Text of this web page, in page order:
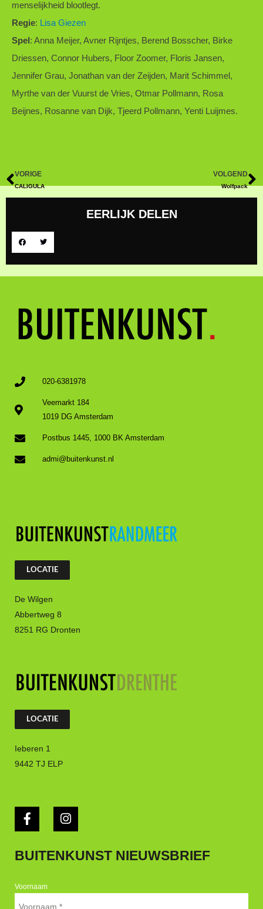
menselijkheid blootlegt.
Regie: Lisa Giezen
Spel : Anna Meijer, Avner Rijntjes, Berend Bosscher, Birke
Driessen, Connor Hubers, Floor Zoomer, Floris Jansen,
Jennifer Grau, Jonathan van der Zeijden, Marit Schimmel,
Myrthe van der Vuurst de Vries, Otmar Pollmann, Rosa
Beijnes, Rosanne van Dijk, Tjeerd Pollmann, Yenti Luijmes.
VORIGE
CALIGULA
VOLGEND
Wolfpack
EERLIJK DELEN
020-6381978
Veemarkt 184
1019 DG Amsterdam
Postbus 1445, 1000 BK Amsterdam
admi@buitenkunst.nl
LOCATIE
De Wilgen
Abbertweg 8
8251 RG Dronten
LOCATIE
Ieberen 1
9442 TJ ELP
BUITENKUNST NIEUWSBRIEF
Voornaam